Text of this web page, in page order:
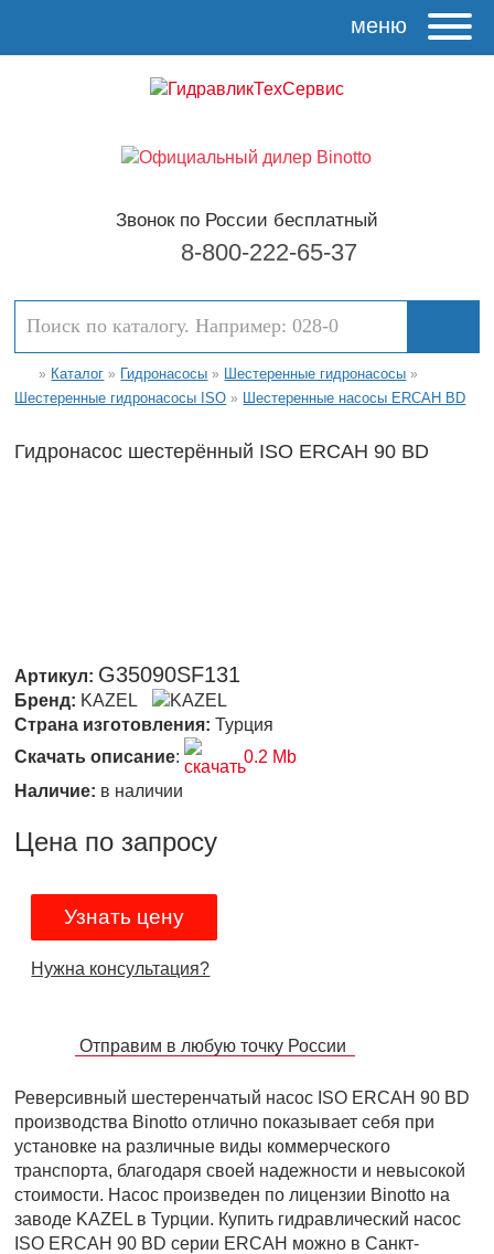
меню
Звонок по России бесплатный
8-800-222-65-37
» Каталог » Гидронасосы » Шестеренные гидронасосы »
Шестеренные гидронасосы ISO » Шестеренные насосы ERCAH BD
Гидронасос шестерённый ISO ERCAH 90 BD
Артикул: G35090SF131
Бренд: KAZEL
Страна изготовления: Турция
Скачать описание:
0.2 Mb
Наличие: в наличии
Цена по запросу
Узнать цену
Нужна консультация?
Отправим в любую точку России
Реверсивный шестеренчатый насос ISO ERCAH 90 BD
производства Binotto отлично показывает себя при
установке на различные виды коммерческого
транспорта, благодаря своей надежности и невысокой
стоимости. Насос произведен по лицензии Binotto на
заводе KAZEL в Турции. Купить гидравлический насос
ISO ERCAH 90 BD серии ERCAH можно в Санкт-